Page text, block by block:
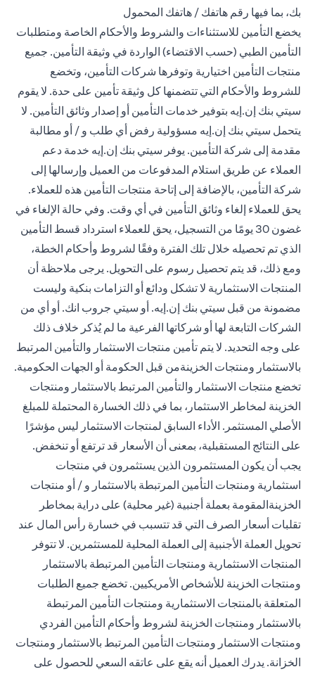
بك، بما فيها رقم هاتفك / هاتفك المحمول
يخضع التأمين للاستثناءات والشروط والأحكام الخاصة ومتطلبات
التأمين الطبي (حسب الاقتضاء) الواردة في وثيقة التأمين. جميع
منتجات التأمين اختيارية وتوفرها شركات التأمين، وتخضع
للشروط والأحكام التي تتضمنها كل وثيقة تأمين على حدة. لا يقوم
سيتي بنك إن.إيه بتوفير خدمات التأمين أو إصدار وثائق التأمين. لا
يتحمل سيتي بنك إن.إيه مسؤولية رفض أي طلب و / أو مطالبة
مقدمة إلى شركة التأمين. يوفر سيتي بنك إن.إيه خدمة دعم
العملاء عن طريق استلام المدفوعات من العميل وإرسالها إلى
شركة التأمين، بالإضافة إلى إتاحة منتجات التأمين هذه للعملاء.
يحق للعملاء إلغاء وثائق التأمين في أي وقت. وفي حالة الإلغاء في
غضون 30 يومًا من التسجيل، يحق للعملاء استرداد قسط التأمين
الذي تم تحصيله خلال تلك الفترة وفقًا لشروط وأحكام الخطة،
ومع ذلك، قد يتم تحصيل رسوم على التحويل. يرجى ملاحظة أن
المنتجات الاستثمارية لا تشكل ودائع أو التزامات بنكية وليست
مضمونة من قبل سيتي بنك إن.إيه. أو سيتي جروب انك. أو أي من
الشركات التابعة لها أو شركاتها الفرعية ما لم يُذكر خلاف ذلك
على وجه التحديد. لا يتم تأمين منتجات الاستثمار والتأمين المرتبط
بالاستثمار ومنتجات الخزينةمن قبل الحكومة أو الجهات الحكومية.
تخضع منتجات الاستثمار والتأمين المرتبط بالاستثمار ومنتجات
الخزينة لمخاطر الاستثمار، بما في ذلك الخسارة المحتملة للمبلغ
الأصلي المستثمر. الأداء السابق لمنتجات الاستثمار ليس مؤشرًا
على النتائج المستقبلية، بمعنى أن الأسعار قد ترتفع أو تنخفض.
يجب أن يكون المستثمرون الذين يستثمرون في منتجات
استثمارية ومنتجات التأمين المرتبطة بالاستثمار و / أو منتجات
الخزينةالمقومة بعملة أجنبية (غير محلية) على دراية بمخاطر
تقلبات أسعار الصرف التي قد تتسبب في خسارة رأس المال عند
تحويل العملة الأجنبية إلى العملة المحلية للمستثمرين. لا تتوفر
المنتجات الاستثمارية ومنتجات التأمين المرتبطة بالاستثمار
ومنتجات الخزينة للأشخاص الأمريكيين. تخضع جميع الطلبات
المتعلقة بالمنتجات الاستثمارية ومنتجات التأمين المرتبطة
بالاستثمار ومنتجات الخزينة لشروط وأحكام التأمين الفردي
ومنتجات الاستثمار ومنتجات التأمين المرتبط بالاستثمار ومنتجات
الخزانة. يدرك العميل أنه يقع على عاتقه السعي للحصول على